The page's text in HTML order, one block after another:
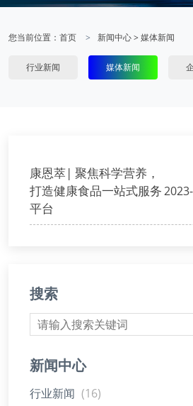
您当前位置： 首页 新闻中心> 媒体新闻
行业新闻 媒体新闻
康恩萃| 聚焦科学营养，
打造健康食品一站式服务
平台
搜索
新闻中心
行业新闻 (16)